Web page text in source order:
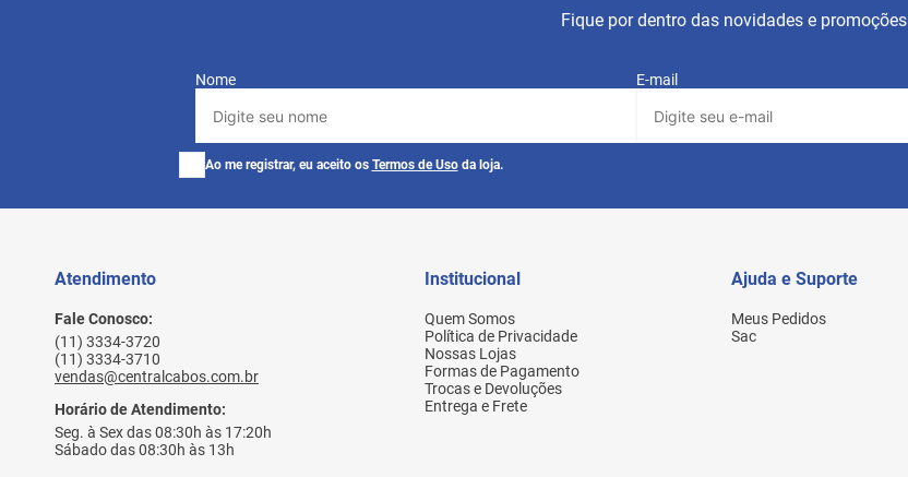
Fique por dentro das novidades e promoções
Nome E-mail
Ao me registrar, eu aceito os Termos de Uso da loja.
Atendimento
Fale Conosco:
(11) 3334-3720
(11) 3334-3710
vendas@centralcabos.com.br
Horário de Atendimento:
Seg. à Sex das 08:30h às 17:20h
Sábado das 08:30h às 13h
Institucional
Quem Somos
Política de Privacidade
Nossas Lojas
Formas de Pagamento
Trocas e Devoluções
Entrega e Frete
Ajuda e Suporte
Meus Pedidos
Sac